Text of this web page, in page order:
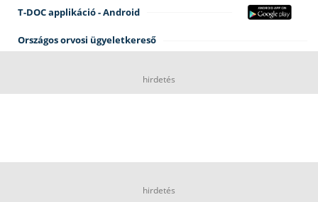
T-DOC applikáció - Android
Országos orvosi ügyeletkereső
hirdetés
hirdetés